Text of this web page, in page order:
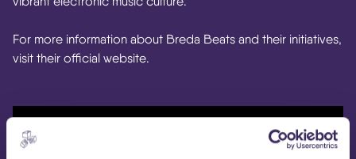
For more information about Breda Beats and their initiatives,
visit their official website.